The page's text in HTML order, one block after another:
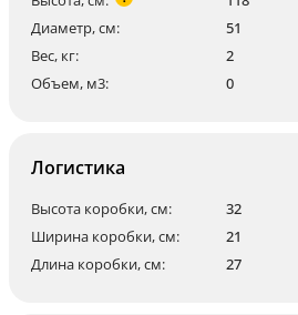
Диаметр, см:
51
Вес, кг:
2
Объем, м3:
0
Логистика
Высота коробки, см:
32
Ширина коробки, см:
21
Длина коробки, см:
27